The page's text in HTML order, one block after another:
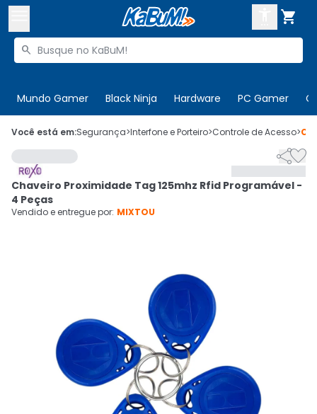

Buscar produtos

Mundo Gamer Black Ninja Hardware PC Gamer
 Olá. Acesse sua conta
 Departamentos
Cupons
CADASTRE-SE
Você está em:Segurança>Interfone e Porteiro>Controle de Acesso>

Chaveiro Proximidade Tag 125mhz Rfid Programável -
4 Peças
Vendido e entregue por: MIXTOU